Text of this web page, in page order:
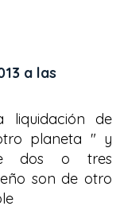
a las
de
planeta " y
dos o tres
son de otro